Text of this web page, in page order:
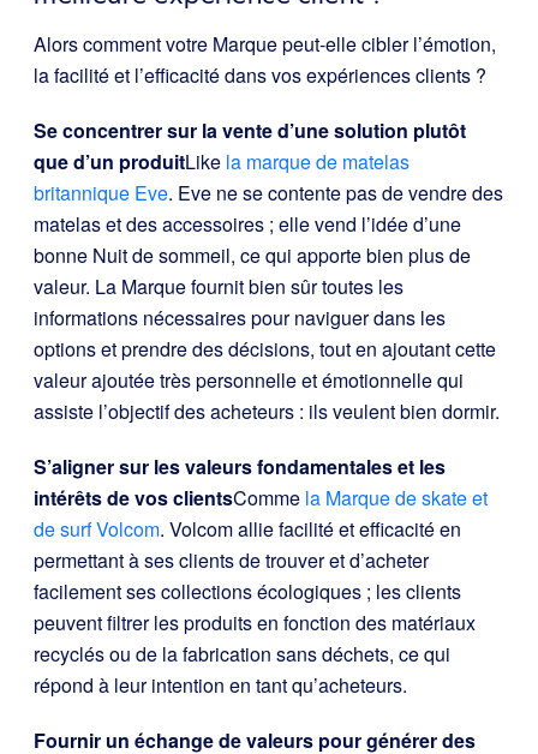
Alors comment votre Marque peut-elle cibler l’émotion,
la facilité et l’efficacité dans vos expériences clients ?
Se concentrer sur la vente d’une solution plutôt
que d’un produitLike la marque de matelas
britannique Eve. Eve ne se contente pas de vendre des
matelas et des accessoires ; elle vend l’idée d’une
bonne Nuit de sommeil, ce qui apporte bien plus de
valeur. La Marque fournit bien sûr toutes les
informations nécessaires pour naviguer dans les
options et prendre des décisions, tout en ajoutant cette
valeur ajoutée très personnelle et émotionnelle qui
assiste l’objectif des acheteurs : ils veulent bien dormir.
S’aligner sur les valeurs fondamentales et les
intérêts de vos clientsComme la Marque de skate et
de surf Volcom. Volcom allie facilité et efficacité en
permettant à ses clients de trouver et d’acheter
facilement ses collections écologiques ; les clients
peuvent filtrer les produits en fonction des matériaux
recyclés ou de la fabrication sans déchets, ce qui
répond à leur intention en tant qu’acheteurs.
Fournir un échange de valeurs pour générer des